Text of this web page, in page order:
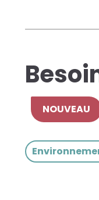
NOUVEAU